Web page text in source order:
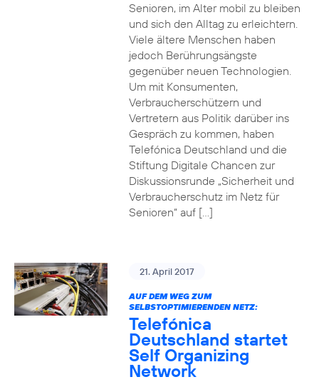
Senioren, im Alter mobil zu bleiben
und sich den Alltag zu erleichtern.
Viele ältere Menschen haben
jedoch Berührungsängste
gegenüber neuen Technologien.
Um mit Konsumenten,
Verbraucherschützern und
Vertretern aus Politik darüber ins
Gespräch zu kommen, haben
Telefónica Deutschland und die
Stiftung Digitale Chancen zur
Diskussionsrunde „Sicherheit und
Verbraucherschutz im Netz für
Senioren“ auf […]
21. April 2017
AUF DEM WEG ZUM
SELBSTOPTIMIERENDEN NETZ:
Telefónica
Deutschland startet
Self Organizing
Network